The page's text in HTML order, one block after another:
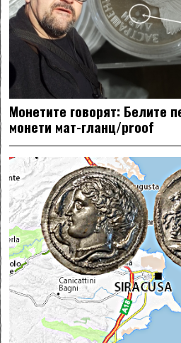
Монетите говорят: Белите
монети мат-гланц/proof